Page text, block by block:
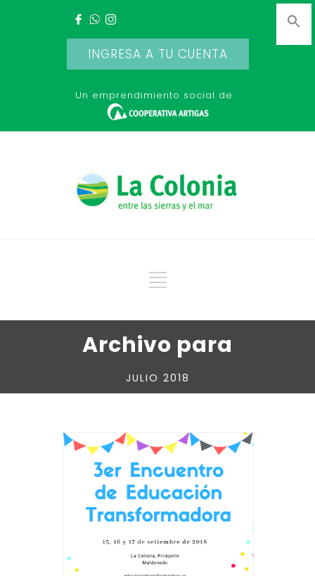
INGRESA A TU CUENTA
Un emprendimiento social de
Archivo para
JULIO 2018